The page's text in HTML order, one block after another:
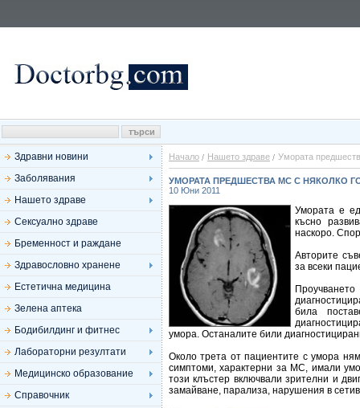
Здравни новини
Заболявания
Нашето здраве
Сексуално здраве
Бременност и раждане
Здравословно хранене
Естетична медицина
Зелена аптека
Бодибилдинг и фитнес
Лабораторни резултати
Медицинско образование
Справочник
Начало Нашето здраве Умората
УМОРАТА ПРЕДШЕСТВА МС С НЯКОЛКО
10 Юни 2011
Умората е
късно
наскоро.
Авторите
за всеки
била
умора. Останалите били
Около трета от пациентите с умора
симптоми, характерни за МС, имали
този клъстер включвали зрителни и
замайване, парализа, нарушения в